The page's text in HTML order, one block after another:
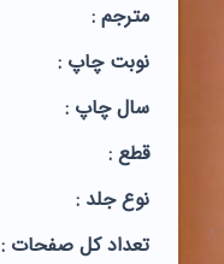
مترجم :
نوبت چاپ :
سال چاپ :
قطع :
نوع جلد :
تعداد کل صفحات :